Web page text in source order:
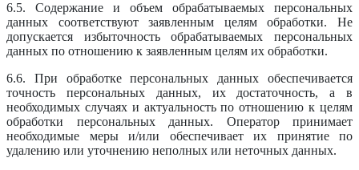
6.5. Содержание и объем обрабатываемых персональных
данных соответствуют заявленным целям обработки. Не
допускается избыточность обрабатываемых персональных
данных по отношению к заявленным целям их обработки.
6.6. При обработке персональных данных обеспечивается
точность персональных данных, их достаточность, а в
необходимых случаях и актуальность по отношению к целям
обработки персональных данных. Оператор принимает
необходимые меры и/или обеспечивает их принятие по
удалению или уточнению неполных или неточных данных.